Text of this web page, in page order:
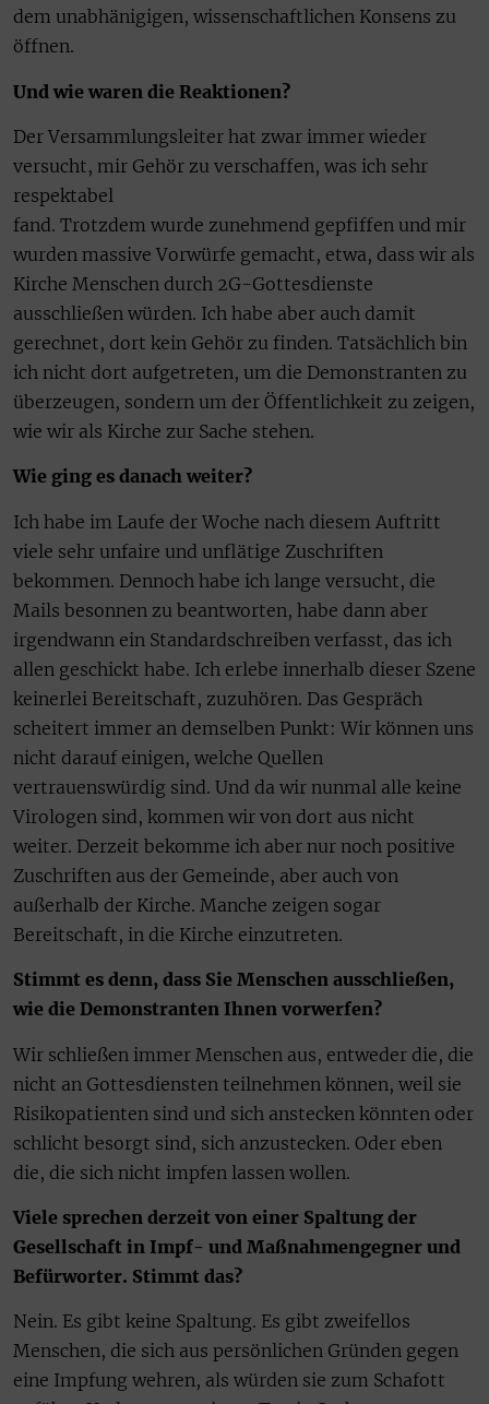
dem unabhänigigen, wissenschaftlichen Konsens zu
öffnen.
Und wie waren die Reaktionen?
Der Versammlungsleiter hat zwar immer wieder
versucht, mir Gehör zu verschaffen, was ich sehr
respektabel
fand. Trotzdem wurde zunehmend gepfiffen und mir
wurden massive Vorwürfe gemacht, etwa, dass wir als
Kirche Menschen durch 2G-Gottesdienste
ausschließen würden. Ich habe aber auch damit
gerechnet, dort kein Gehör zu finden. Tatsächlich bin
ich nicht dort aufgetreten, um die Demonstranten zu
überzeugen, sondern um der Öffentlichkeit zu zeigen,
wie wir als Kirche zur Sache stehen.
Wie ging es danach weiter?
Ich habe im Laufe der Woche nach diesem Auftritt
viele sehr unfaire und unflätige Zuschriften
bekommen. Dennoch habe ich lange versucht, die
Mails besonnen zu beantworten, habe dann aber
irgendwann ein Standardschreiben verfasst, das ich
allen geschickt habe. Ich erlebe innerhalb dieser Szene
keinerlei Bereitschaft, zuzuhören. Das Gespräch
scheitert immer an demselben Punkt: Wir können uns
nicht darauf einigen, welche Quellen
vertrauenswürdig sind. Und da wir nunmal alle keine
Virologen sind, kommen wir von dort aus nicht
weiter. Derzeit bekomme ich aber nur noch positive
Zuschriften aus der Gemeinde, aber auch von
außerhalb der Kirche. Manche zeigen sogar
Bereitschaft, in die Kirche einzutreten.
Stimmt es denn, dass Sie Menschen ausschließen,
wie die Demonstranten Ihnen vorwerfen?
Wir schließen immer Menschen aus, entweder die, die
nicht an Gottesdiensten teilnehmen können, weil sie
Risikopatienten sind und sich anstecken könnten oder
schlicht besorgt sind, sich anzustecken. Oder eben
die, die sich nicht impfen lassen wollen.
Viele sprechen derzeit von einer Spaltung der
Gesellschaft in Impf- und Maßnahmengegner und
Befürworter. Stimmt das?
Nein. Es gibt keine Spaltung. Es gibt zweifellos
Menschen, die sich aus persönlichen Gründen gegen
eine Impfung wehren, als würden sie zum Schafott